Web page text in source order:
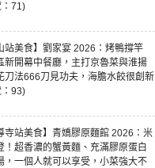
71)
站美食】劉家宴 2026：烤鴨撐竿
新開幕中餐廳，主打京魯菜與淮揚
刀法666刀見功夫，海膽水餃很創新
93)
寺站美食】青嬌膠原麵館 2026：米
！超香濃的蟹黃麵、充滿膠原蛋白
，一個人就可以享受，小菜強大不